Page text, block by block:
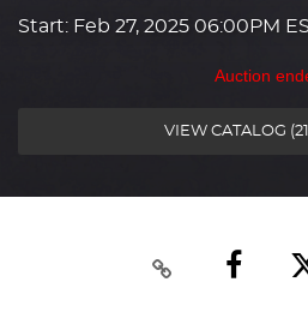
Start: Feb 27, 2025 06:00PM
Auction
VIEW CATALOG